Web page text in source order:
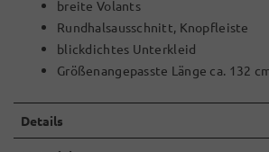
breite Volants
Rundhalsausschnitt, Knopfleiste
blickdichtes Unterkleid
Größenangepasste Länge ca. 132
Details